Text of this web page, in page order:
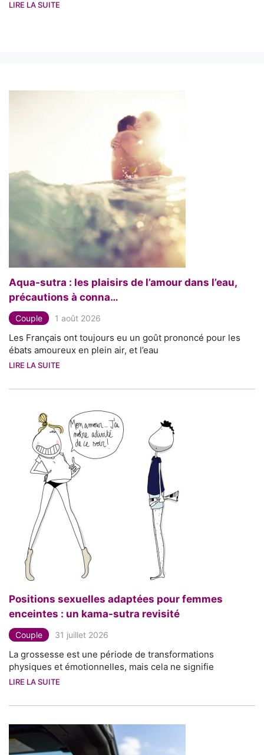
LIRE LA SUITE
Aqua-sutra : les plaisirs de l’amour dans l’eau,
précautions à conna…
Couple 1 août 2026
Les Français ont toujours eu un goût prononcé pour les
ébats amoureux en plein air, et l’eau
LIRE LA SUITE
Positions sexuelles adaptées pour femmes
enceintes : un kama-sutra revisité
Couple 31 juillet 2026
La grossesse est une période de transformations
physiques et émotionnelles, mais cela ne signifie
LIRE LA SUITE